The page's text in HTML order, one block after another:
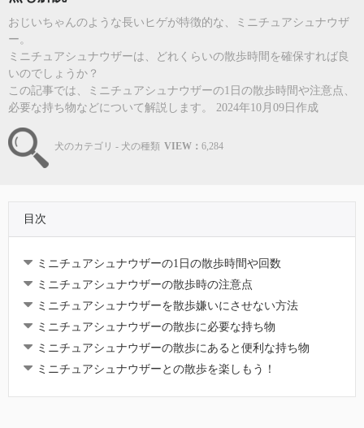
おじいちゃんのような長いヒゲが特徴的な、ミニチュアシュナウザ
ー。
ミニチュアシュナウザーは、どれくらいの散歩時間を確保すれば良
いのでしょうか？
この記事では、ミニチュアシュナウザーの1日の散歩時間や注意点、
必要な持ち物などについて解説します。 2024年10月09日作成
犬のカテゴリ - 犬の種類 VIEW： 6,284
目次
ミニチュアシュナウザーの1日の散歩時間や回数
ミニチュアシュナウザーの散歩時の注意点
ミニチュアシュナウザーを散歩嫌いにさせない方法
ミニチュアシュナウザーの散歩に必要な持ち物
ミニチュアシュナウザーの散歩にあると便利な持ち物
ミニチュアシュナウザーとの散歩を楽しもう！